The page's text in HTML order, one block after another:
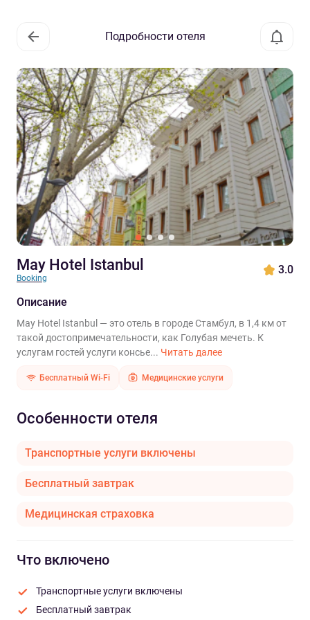
Подробности отеля
May Hotel Istanbul
Booking
3.0
Описание
May Hotel Istanbul — это отель в городе Стамбул, в 1,4 км от
такой достопримечательности, как Голубая мечеть. К
услугам гостей услуги консье... Читать далее
Бесплатный Wi-Fi Медицинские услуги
Особенности отеля
Транспортные услуги включены
Бесплатный завтрак
Медицинская страховка
Что включено
Транспортные услуги включены
Бесплатный завтрак